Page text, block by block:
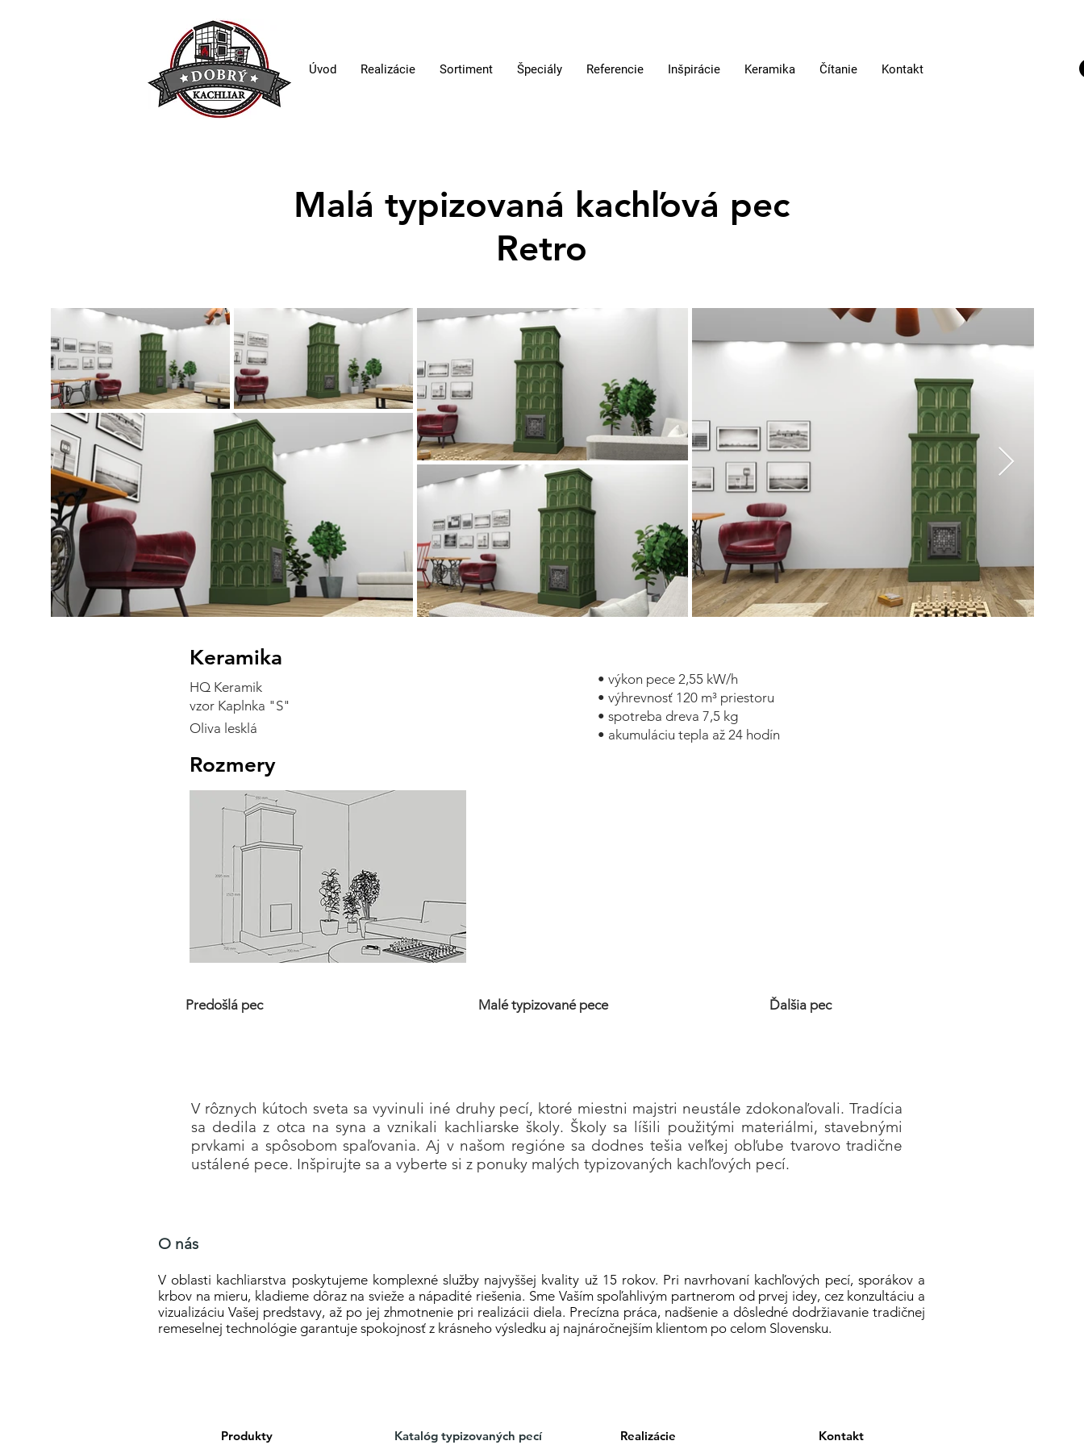
Úvod Realizácie Sortiment Špeciály Referencie Inšpirácie Keramika Čítanie Kontakt
Malá typizovaná kachľová pec
Retro
• výkon pece 2,55 kW/h
• výhrevnosť 120 m³ priestoru
• spotreba dreva 7,5 kg
• akumuláciu tepla až 24 hodín
Keramika
HQ Keramik
vzor Kaplnka "S"
Oliva lesklá
Rozmery
Predošlá pec Malé typizované pece Ďalšia pec
V rôznych kútoch sveta sa vyvinuli iné druhy pecí, ktoré miestni majstri neustále zdokonaľovali. Tradícia
sa dedila z otca na syna a vznikali kachliarske školy. Školy sa líšili použitými materiálmi, stavebnými
prvkami a spôsobom spaľovania. Aj v našom regióne sa dodnes tešia veľkej obľube tvarovo tradične
ustálené pece. Inšpirujte sa a vyberte si z ponuky malých typizovaných kachľových pecí.
O nás
V oblasti kachliarstva poskytujeme komplexné služby najvyššej kvality už 15 rokov. Pri navrhovaní kachľových pecí, sporákov a
krbov na mieru, kladieme dôraz na svieže a nápadité riešenia. Sme Vaším spoľahlivým partnerom od prvej idey, cez konzultáciu a
vizualizáciu Vašej predstavy, až po jej zhmotnenie pri realizácii diela. Precízna práca, nadšenie a dôsledné dodržiavanie tradičnej
remeselnej technológie garantuje spokojnosť z krásneho výsledku aj najnáročnejším klientom po celom Slovensku.
Produkty Katalóg typizovaných pecí Realizácie Kontakt